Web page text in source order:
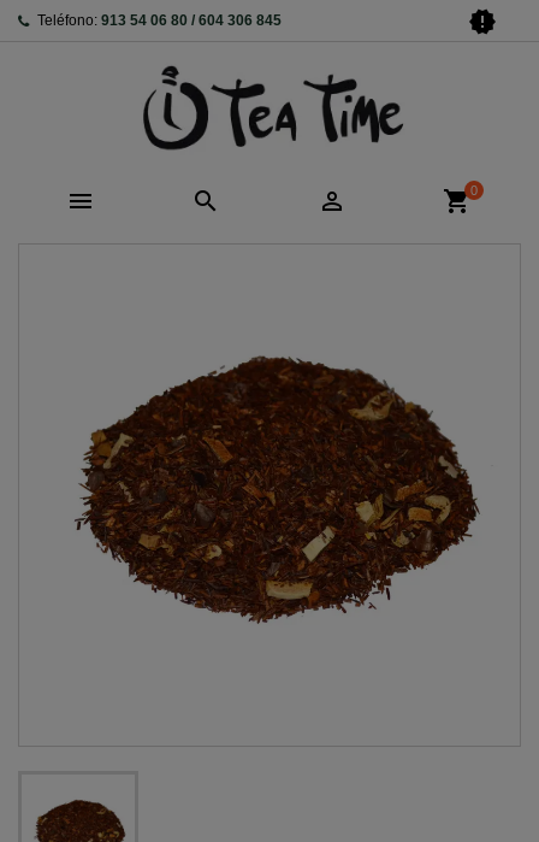
Teléfono: 913 54 06 80 / 604 306 845 new_releases
   shopping_cart0